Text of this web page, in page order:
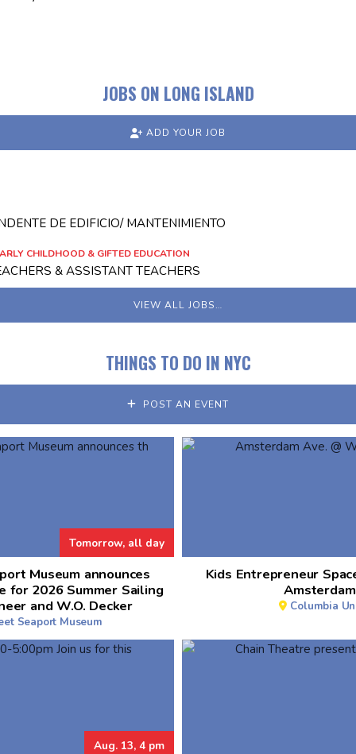
JOBS ON LONG ISLAND
ADD YOUR JOB
DE EDIFICIO/ MANTENIMIENTO
CHILDHOOD & GIFTED EDUCATION
& ASSISTANT TEACHERS
VIEW ALL JOBS…
THINGS TO DO IN NYC
POST AN EVENT
Tomorrow, all day
Museum announces
for 2026 Summer Sailing
and W.O. Decker
Seaport Museum
Kids Entrepreneur
Columbia
Aug. 13, 4 pm